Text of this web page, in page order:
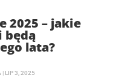
2025 – jakie
lata?
| LIP 3, 2025